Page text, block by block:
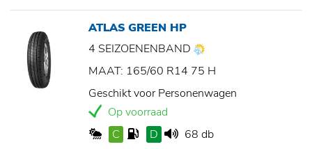
ATLAS GREEN HP
4 SEIZOENENBAND
MAAT: 165/60 R14 75 H
Geschikt voor Personenwagen
Op voorraad
C
D 68 db